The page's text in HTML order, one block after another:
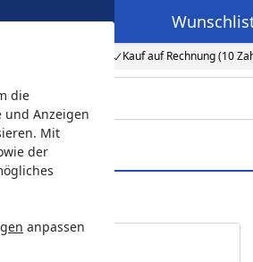
die
und Anzeigen
Mit
der
anpassen
Kauf auf Rechnung (10
Wunschliste